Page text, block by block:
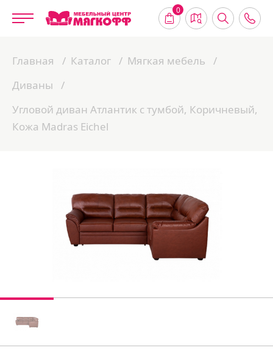
0
Главная Каталог
Мягкая мебель
Диваны
Угловой диван Атлантик с тумбой, Коричневый,
Кожа Madras Eichel